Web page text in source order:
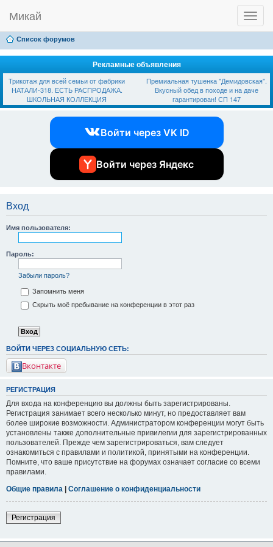
T
o
g
l
n
a
v
i
Микай
Ссылки Вход
Список форумов
Рекламные объявления
Трикотаж для всей семьи от фабрики
НАТАЛИ-318. ЕСТЬ РАСПРОДАЖА.
ШКОЛЬНАЯ КОЛЛЕКЦИЯ
Премиальная тушенка "Демидовская".
Вкусный обед в походе и на даче
гарантирован! СП 147
Войти через VK ID
Войти через Яндекс
Вход
Имя пользователя:
Пароль:
Забыли пароль?
Запомнить меня
Скрыть моё пребывание на конференции в этот раз
ВОЙТИ ЧЕРЕЗ СОЦИАЛЬНУЮ СЕТЬ:
Вконтакте
РЕГИСТРАЦИЯ
Для входа на конференцию вы должны быть зарегистрированы.
Регистрация занимает всего несколько минут, но предоставляет вам
более широкие возможности. Администратором конференции могут быть
установлены также дополнительные привилегии для зарегистрированных
пользователей. Прежде чем зарегистрироваться, вам следует
ознакомиться с правилами и политикой, принятыми на конференции.
Помните, что ваше присутствие на форумах означает согласие со всеми
правилами.
Общие правила
Соглашение о конфиденциальности
Регистрация